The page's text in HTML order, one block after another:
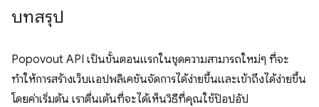
บทสรุป
Popovout API เป็นขั้นตอนแรกในชุดความสามารถใหม่ๆ ที่จะ
ทำให้การสร้างเว็บแอปพลิเคชันจัดการได้ง่ายขึ้นและเข้าถึงได้ง่ายขึ้น
โดยค่าเริ่มต้น เราตื่นเต้นที่จะได้เห็นวิธีที่คุณใช้ป๊อปอัป